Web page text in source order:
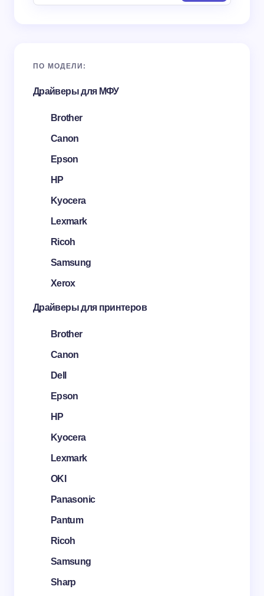
ПО МОДЕЛИ:
Драйверы для МФУ
Brother
Canon
Epson
HP
Kyocera
Lexmark
Ricoh
Samsung
Xerox
Драйверы для принтеров
Brother
Canon
Dell
Epson
HP
Kyocera
Lexmark
OKI
Panasonic
Pantum
Ricoh
Samsung
Sharp